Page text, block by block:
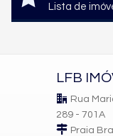
Lista de
LFB
Rua
289 - 701A
Praia